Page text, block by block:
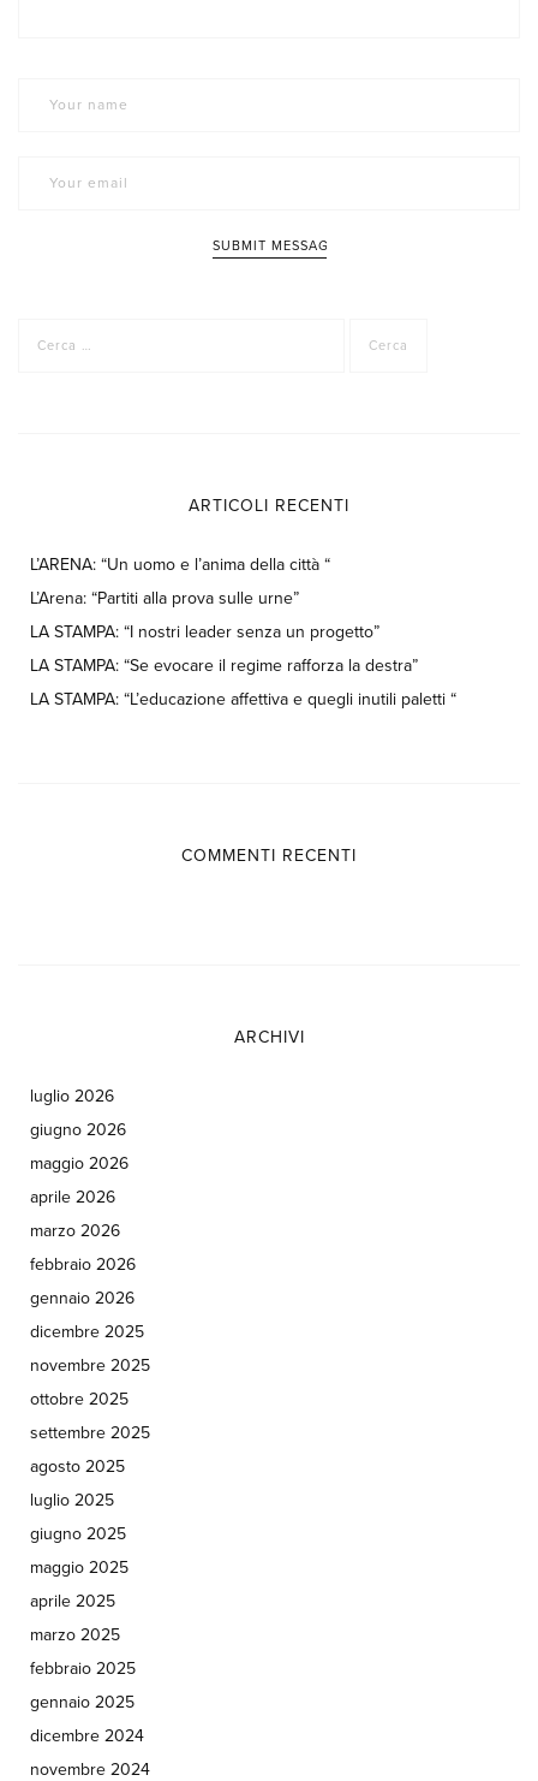
per:
ARTICOLI RECENTI
L’ARENA: “Un uomo e l’anima della città “
L’Arena: “Partiti alla prova sulle urne”
LA STAMPA: “I nostri leader senza un progetto”
LA STAMPA: “Se evocare il regime rafforza la destra”
LA STAMPA: “L’educazione affettiva e quegli inutili paletti “
COMMENTI RECENTI
ARCHIVI
luglio 2026
giugno 2026
maggio 2026
aprile 2026
marzo 2026
febbraio 2026
gennaio 2026
dicembre 2025
novembre 2025
ottobre 2025
settembre 2025
agosto 2025
luglio 2025
giugno 2025
maggio 2025
aprile 2025
marzo 2025
febbraio 2025
gennaio 2025
dicembre 2024
novembre 2024